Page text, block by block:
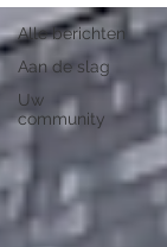
Alle berichten
Aan de slag
Uw
community